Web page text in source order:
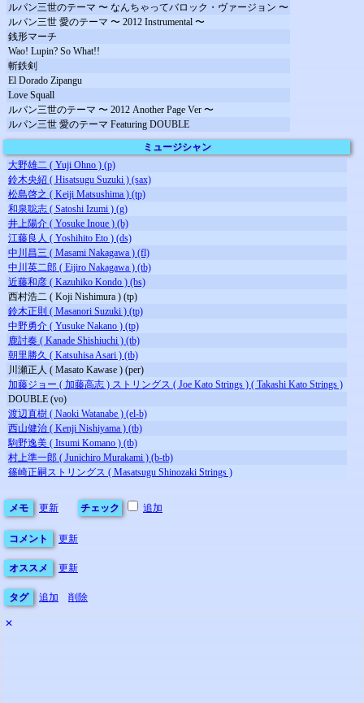
ルパン三世のテーマ 〜 なんちゃってバロック・ヴァージョン 〜
ルパン三世 愛のテーマ 〜 2012 Instrumental 〜
銭形マーチ
Wao! Lupin? So What!!
斬鉄剣
El Dorado Zipangu
Love Squall
ルパン三世のテーマ 〜 2012 Another Page Ver 〜
ルパン三世 愛のテーマ Featuring DOUBLE
ミュージシャン
大野雄二 ( Yuji Ohno ) (p)
鈴木央紹 ( Hisatsugu Suzuki ) (sax)
松島啓之 ( Keiji Matsushima ) (tp)
和泉聡志 ( Satoshi Izumi ) (g)
井上陽介 ( Yosuke Inoue ) (b)
江藤良人 ( Yoshihito Eto ) (ds)
中川昌三 ( Masami Nakagawa ) (fl)
中川英二郎 ( Eijiro Nakagawa ) (tb)
近藤和彦 ( Kazuhiko Kondo ) (bs)
西村浩二 ( Koji Nishimura ) (tp)
鈴木正則 ( Masanori Suzuki ) (tp)
中野勇介 ( Yusuke Nakano ) (tp)
鹿討奏 ( Kanade Shishiuchi ) (tb)
朝里勝久 ( Katsuhisa Asari ) (tb)
川瀬正人 ( Masato Kawase ) (per)
加藤ジョー ( 加藤高志 ) ストリングス ( Joe Kato Strings ) ( Takashi Kato Strings )
DOUBLE (vo)
渡辺直樹 ( Naoki Watanabe ) (el-b)
西山健治 ( Kenji Nishiyama ) (tb)
駒野逸美 ( Itsumi Komano ) (tb)
村上準一郎 ( Junichiro Murakami ) (b-tb)
篠崎正嗣ストリングス ( Masatsugu Shinozaki Strings )
メモ 更新 チェック 追加
コメント 更新
オススメ 更新
タグ 追加 削除
✕